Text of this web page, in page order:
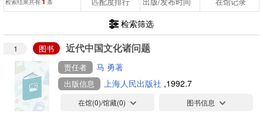
检索结果共有 条
检索筛选
1 图书 近代中国文化诸问题
责任者 马 勇著
出版信息 上海人民出版社 ,1992.7
在馆(0)/馆藏(0) 图书信息